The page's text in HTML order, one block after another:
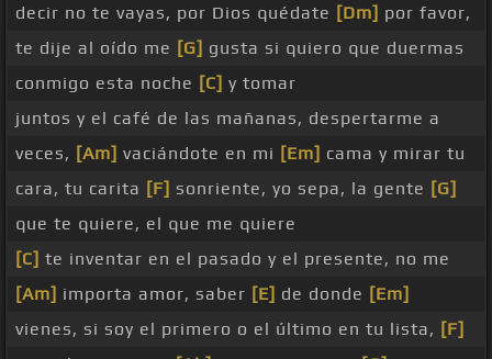
decir no te vayas, por Dios quédate [Dm] por favor,
te dije al oído me [G] gusta si quiero que duermas
conmigo esta noche [C] y tomar
juntos y el café de las mañanas, despertarme a
veces, [Am] vaciándote en mi [Em] cama y mirar tu
cara, tu carita [F] sonriente, yo sepa, la gente [G]
que te quiere, el que me quiere
[C] te inventar en el pasado y el presente, no me
[Am] importa amor, saber [E] de donde [Em]
vienes, si soy el primero o el último en tu lista, [F]